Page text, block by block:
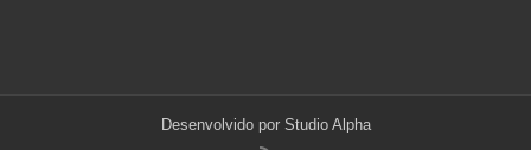
Desenvolvido por Studio Alpha